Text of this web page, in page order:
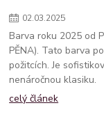
02.03.2025
Barva roku 2025 od
PĚNA). Tato barva
požitcích. Je
nenáročnou klasiku.
celý článek